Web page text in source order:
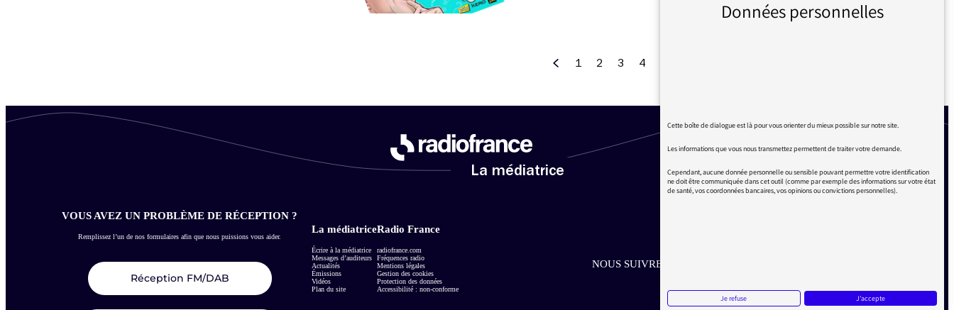
1 2 3 4
La médiatrice
VOUS AVEZ UN PROBLÈME DE RÉCEPTION ?
Remplissez l’un de nos formulaires afin que nous puissions vous aider.
Réception FM/DAB
La médiatrice
Écrire à la médiatrice
Messages d’auditeurs
Actualités
Émissions
Vidéos
Plan du site
Radio France
radiofrance.com
Fréquences radio
Mentions légales
Gestion des cookies
Protection des données
Accessibilité : non-conforme
NOUS SUIVRE SUR LES RÉSEAUX
Aller sur la page Facebook de la Médiatrice
Aller sur la page Twitter de la Médiatrice
Aller sur la page Instagram de la Médiatrice
Données personnelles
Cette boîte de dialogue est là pour vous orienter du mieux possible sur notre site.
Les informations que vous nous transmettez permettent de traiter votre demande.
Cependant, aucune donnée personnelle ou sensible pouvant permettre votre identification
ne doit être communiquée dans cet outil (comme par exemple des informations sur votre état
de santé, vos coordonnées bancaires, vos opinions ou convictions personnelles).
Je refuse J'accepte